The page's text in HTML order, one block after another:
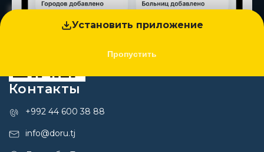
Установить приложение
Пропустить
Контакты
+992 44 600 38 88
info@doru.tj